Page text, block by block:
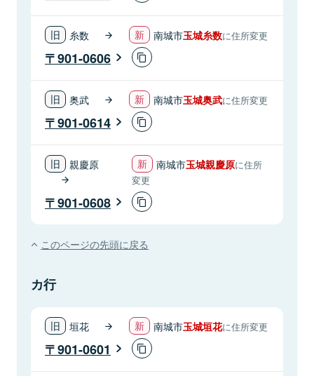
糸数 南城市玉城糸数に住所変更
901-0606
奥武 南城市玉城奥武に住所変更
901-0614
親慶原 南城市玉城親慶原に住所
変更
901-0608
このページの先頭に戻る
カ行
垣花 南城市玉城垣花に住所変更
901-0601